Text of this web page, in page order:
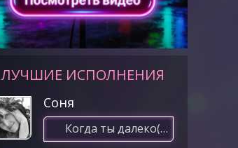
ЛУЧШИЕ ИСПОЛНЕНИЯ
Соня
Когда ты далеко(19.02.2021 08:13)